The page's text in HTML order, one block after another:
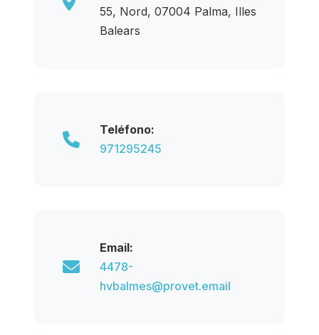
55, Nord, 07004 Palma, Illes
Balears
Teléfono:
971295245
Email:
4478-
hvbalmes@provet.email